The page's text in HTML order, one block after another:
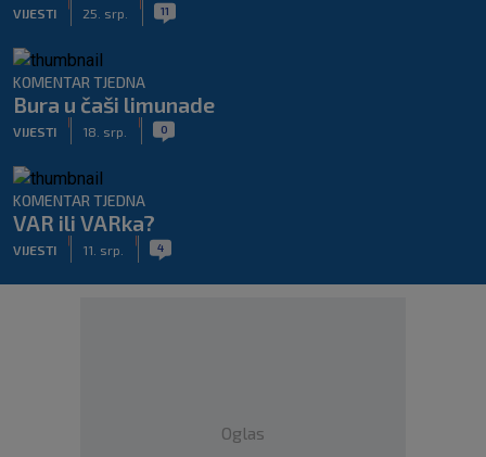
VIJESTI 25. srp. 11
KOMENTAR TJEDNA
Bura u čaši limunade
VIJESTI 18. srp. 0
KOMENTAR TJEDNA
VAR ili VARka?
VIJESTI 11. srp. 4
Oglas